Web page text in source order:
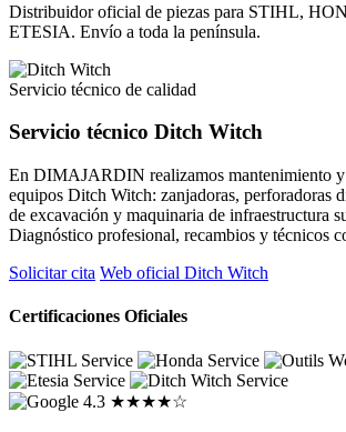
Distribuidor oficial de piezas para STIHL,
ETESIA. Envío a toda la península.
Servicio técnico de calidad
Servicio técnico Ditch Witch
En DIMAJARDIN realizamos mantenimiento y
equipos Ditch Witch: zanjadoras, perforadoras
de excavación y maquinaria de infraestructura
Diagnóstico profesional, recambios y técnicos
Solicitar cita Web oficial Ditch Witch
Certificaciones Oficiales
4.3 ★★★★☆